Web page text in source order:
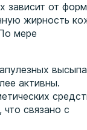
зависит от
жирность
мере
активны.
связано с